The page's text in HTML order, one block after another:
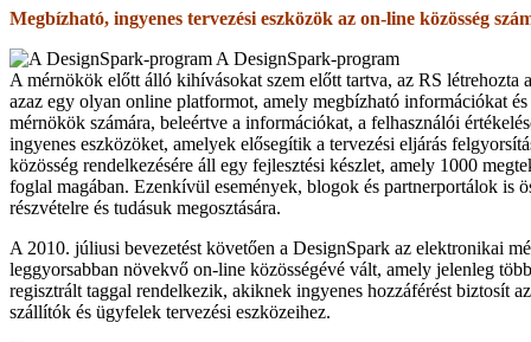
Megbízható, ingyenes tervezési eszközök az on-line közösség
A DesignSpark-program
A mérnökök előtt álló kihívásokat szem előtt tartva, az RS létrehozta
azaz egy olyan online platformot, amely megbízható információkat
mérnökök számára, beleértve a információkat, a felhasználói
ingyenes eszközöket, amelyek elősegítik a tervezési eljárás
közösség rendelkezésére áll egy fejlesztési készlet, amely 1000
foglal magában. Ezenkívül események, blogok és partnerportálok is
részvételre és tudásuk megosztására.
A 2010. júliusi bevezetést követően a DesignSpark az elektronikai
leggyorsabban növekvő on-line közösségévé vált, amely jelenleg
regisztrált taggal rendelkezik, akiknek ingyenes hozzáférést biztosít
szállítók és ügyfelek tervezési eszközeihez.